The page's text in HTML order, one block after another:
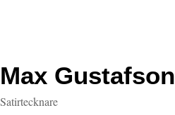
Max Gustafson
Satirtecknare